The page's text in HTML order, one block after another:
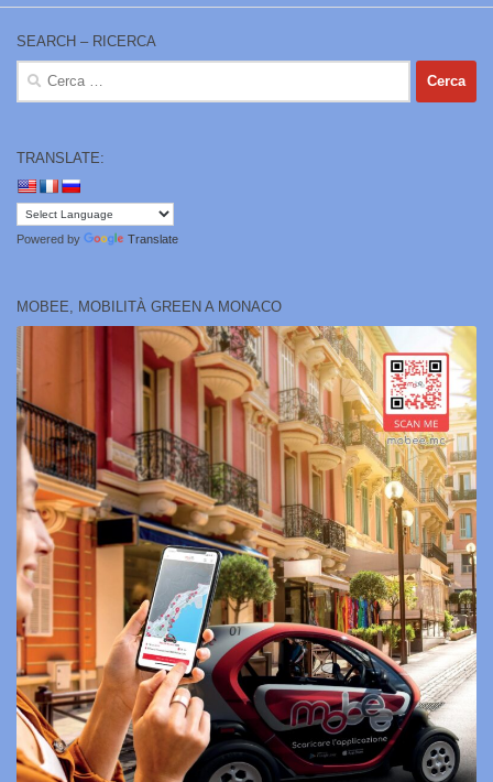
SEARCH – RICERCA
Ricerca
TRANSLATE:
Powered by Translate
MOBEE, MOBILITÀ GREEN A MONACO